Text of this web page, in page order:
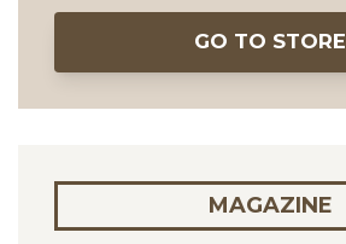
GO TO STORE
MAGAZINE